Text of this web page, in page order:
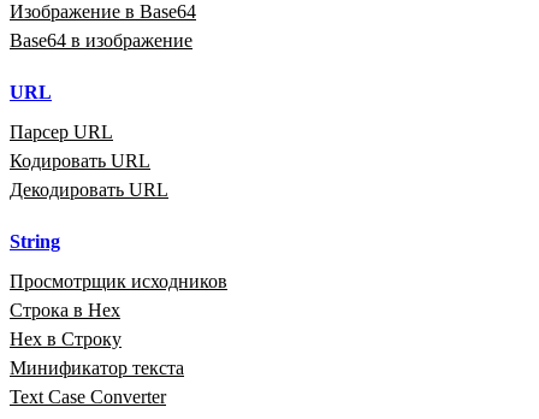
Изображение в Base64
Base64 в изображение
URL
Парсер URL
Кодировать URL
Декодировать URL
String
Просмотрщик исходников
Строка в Hex
Hex в Строку
Минификатор текста
Text Case Converter